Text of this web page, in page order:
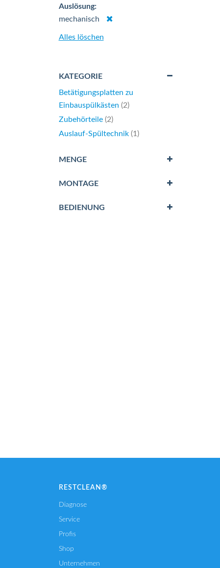
Auslösung
mechanisch
Dies
Alles löschen
KATEGORIE
Betätigungsplatten zu
Einbauspülkästen 2Artikel
Zubehörteile 2Artikel
Auslauf-Spültechnik 1 Artikel
MENGE
MONTAGE
BEDIENUNG
RESTCLEAN®
Diagnose
Service
Profis
Shop
Unternehmen